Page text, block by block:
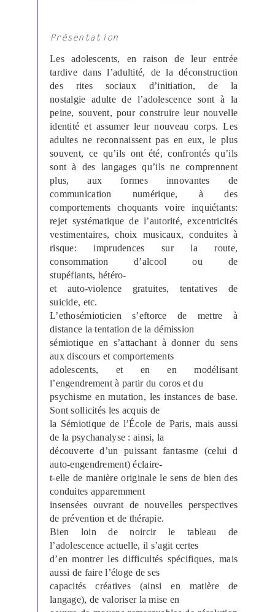
Présentation
Les adolescents, en raison de leur entrée
tardive dans l’adultité, de la déconstruction
des rites sociaux d’initiation, de la
nostalgie adulte de l’adolescence sont à la
peine, souvent, pour construire leur nouvelle
identité et assumer leur nouveau corps. Les
adultes ne reconnaissent pas en eux, le plus
souvent, ce qu’ils ont été, confrontés qu’ils
sont à des langages qu’ils ne comprennent
plus, aux formes innovantes de
communication numérique, à des
comportements choquants voire inquiétants:
rejet systématique de l’autorité, excentricités
vestimentaires, choix musicaux, conduites à
risque: imprudences sur la route,
consommation d’alcool ou de
stupéfiants, hétéro-
et auto-violence gratuites, tentatives de
suicide, etc.
L’ethosémioticien s’eftorce de mettre à
distance la tentation de la démission
sémiotique en s’attachant à donner du sens
aux discours et comportements
adolescents, et en en modélisant
l’engendrement à partir du coros et du
psychisme en mutation, les instances de base.
Sont sollicités les acquis de
la Sémiotique de l’École de Paris, mais aussi
de la psychanalyse : ainsi, la
découverte d’un puissant fantasme (celui d
auto-engendrement) éclaire-
t-elle de manière originale le sens de bien des
conduites apparemment
insensées ouvrant de nouvelles perspectives
de prévention et de thérapie.
Bien loin de noircir le tableau de
l’adolescence actuelle, il s’agit certes
d’en montrer les difficultés spécifiques, mais
aussi de faire l’éloge de ses
capacités créatives (ainsi en matière de
langage), de valoriser la mise en